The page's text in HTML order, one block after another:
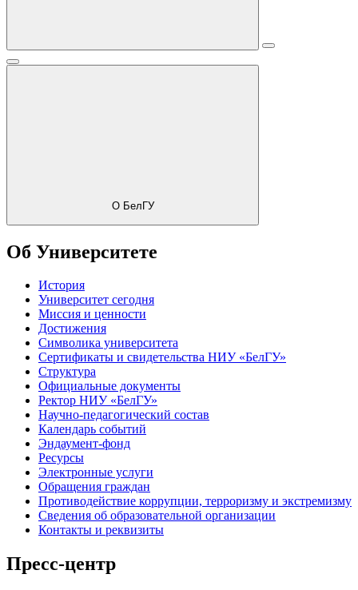
О БелГУ
Об Университете
История
Университет сегодня
Миссия и ценности
Достижения
Символика университета
Сертификаты и свидетельства НИУ «БелГУ»
Структура
Официальные документы
Ректор НИУ «БелГУ»
Научно-педагогический состав
Календарь событий
Эндаумент-фонд
Ресурсы
Электронные услуги
Обращения граждан
Противодействие коррупции, терроризму и экстремизму
Сведения об образовательной организации
Контакты и реквизиты
Пресс-центр